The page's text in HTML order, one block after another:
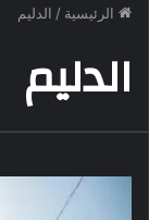
الرئيسية / الدليم
الدليم